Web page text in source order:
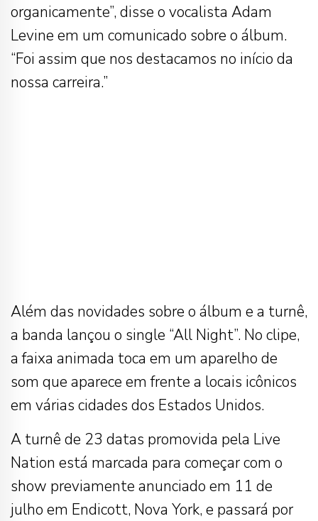
organicamente”, disse o vocalista Adam
Levine em um comunicado sobre o álbum.
“Foi assim que nos destacamos no início da
nossa carreira.”
Além das novidades sobre o álbum e a turnê,
a banda lançou o single “All Night”. No clipe,
a faixa animada toca em um aparelho de
som que aparece em frente a locais icônicos
em várias cidades dos Estados Unidos.
A turnê de 23 datas promovida pela Live
Nation está marcada para começar com o
show previamente anunciado em 11 de
julho em Endicott, Nova York, e passará por